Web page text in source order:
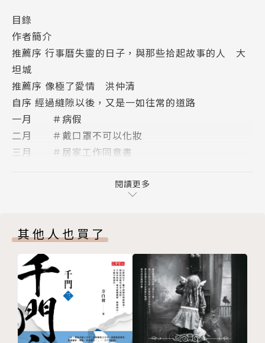
被抹去。這些發生在你我身邊的故事，可能永遠上不了
新聞，也無法在版上的熱門話題引起討論，但那才是臺
灣自產的真實。
本書特色
◆ 感動分享80,000次，共鳴留言逾20,000筆，〈比鬼
故事更可怕的是你我身邊的故事〉版主最新力作，寫出
屬於這個世代共同的銘刻
百大、Readmoo電子書年度暢銷百大、入圍2020誠品
共鳴推薦
暢銷作家 大坦誠／臨床心理師 洪仲清／諮商心理
師 周慕姿／小說家 劉芷妤
作者簡介
目錄
作者簡介
推薦序 行事曆失靈的日子，與那些拾起故事的人 大
坦城
推薦序 像極了愛情 洪仲清
自序 經過縫隙以後，又是一如往常的道路
一月 ＃病假
二月 ＃戴口罩不可以化妝
三月 ＃居家工作同意書
五月 ＃月老的勝負欲
八月 ＃不要在疫情期間死掉就好了
九月 ＃消失的富井美紀
十月 ＃洗手乳的味道
十一月 ＃請再給三倍券一次機會
十二月 ＃一下下而已 ＃又不會怎麼樣
版權頁
閱讀更多
其他人也買了